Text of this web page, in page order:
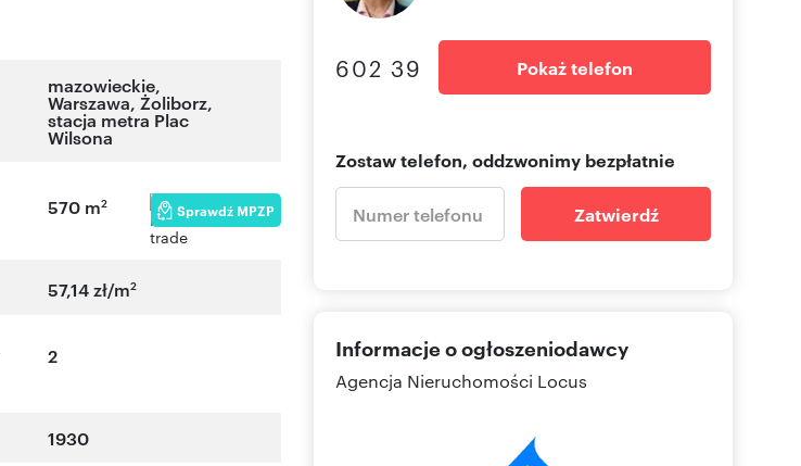
mazowieckie,
Warszawa, Żoliborz,
stacja metra Plac
Wilsona
570 m2 Sprawdź MPZP
57,14 zł/m2
2
1930
602 39 Pokaż telefon
Zostaw telefon, oddzwonimy bezpłatnie
Zatwierdź
Informacje o ogłoszeniodawcy
Agencja Nieruchomości Locus